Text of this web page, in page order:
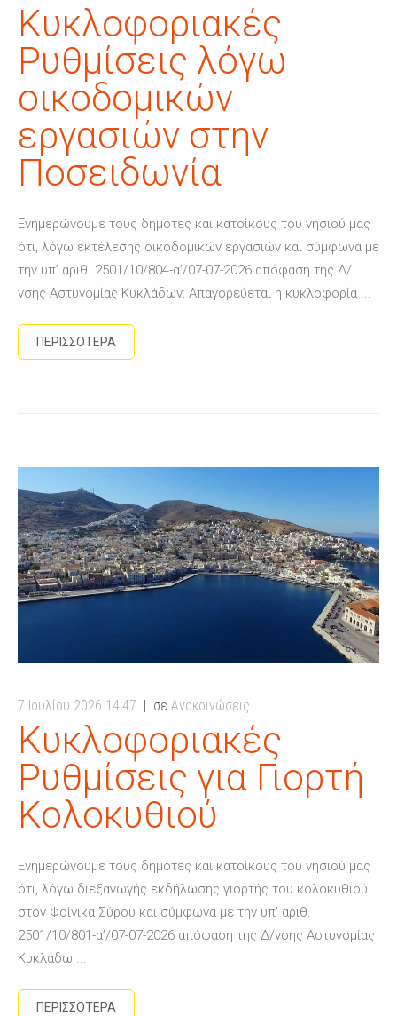
Κυκλοφοριακές
Ρυθμίσεις λόγω
οικοδομικών
εργασιών στην
Ποσειδωνία
Ενημερώνουμε τους δημότες και κατοίκους του νησιού μας
ότι, λόγω εκτέλεσης οικοδομικών εργασιών και σύμφωνα με
την υπ’ αριθ. 2501/10/804-α’/07-07-2026 απόφαση της Δ/
νσης Αστυνομίας Κυκλάδων: Απαγορεύεται η κυκλοφορία ...
ΠΕΡΙΣΣΟΤΕΡΑ
7 Ιουλίου 2026 14:47 σε Ανακοινώσεις
Κυκλοφοριακές
Ρυθμίσεις για Γιορτή
Κολοκυθιού
Ενημερώνουμε τους δημότες και κατοίκους του νησιού μας
ότι, λόγω διεξαγωγής εκδήλωσης γιορτής του κολοκυθιού
στον Φοίνικα Σύρου και σύμφωνα με την υπ’ αριθ.
2501/10/801-α’/07-07-2026 απόφαση της Δ/νσης Αστυνομίας
Κυκλάδω ...
ΠΕΡΙΣΣΟΤΕΡΑ